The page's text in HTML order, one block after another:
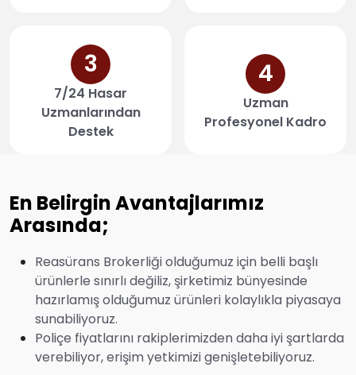
3
7/24 Hasar
Uzmanlarından
Destek
4
Uzman
Profesyonel Kadro
En Belirgin Avantajlarımız
Arasında;
Reasürans Brokerliği olduğumuz için belli başlı
ürünlerle sınırlı değiliz, şirketimiz bünyesinde
hazırlamış olduğumuz ürünleri kolaylıkla piyasaya
sunabiliyoruz.
Poliçe fiyatlarını rakiplerimizden daha iyi şartlarda
verebiliyor, erişim yetkimizi genişletebiliyoruz.